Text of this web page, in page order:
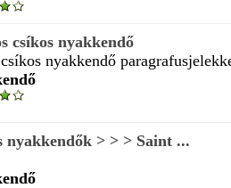
csíkos nyakkendő
nyakkendő
nyakkendők > > > Saint ...